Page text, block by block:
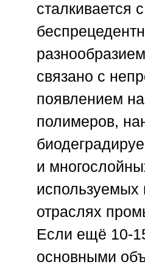
сталкивается с
связано с
появлением
полимеров,
и
отраслях
Если ещё 10-
основными